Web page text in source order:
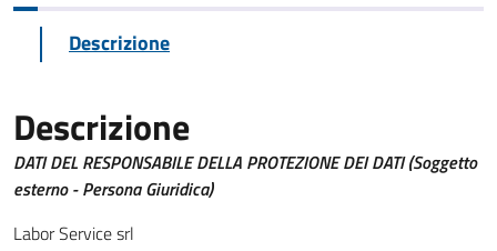
Descrizione
Descrizione
DATI DEL RESPONSABILE DELLA PROTEZIONE DEI DATI (Soggetto
esterno - Persona Giuridica)
Labor Service srl